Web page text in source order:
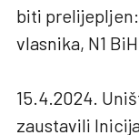
biti
vlasnika, N1 BiH
15.4.2024.
zaustavili